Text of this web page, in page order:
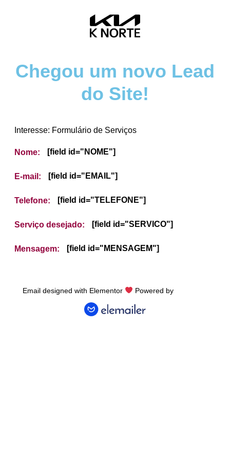
Chegou um novo Lead
do Site!
Interesse: Formulário de Serviços
Nome: [field id="NOME"]
E-mail: [field id="EMAIL"]
Telefone: [field id="TELEFONE"]
Serviço desejado: [field id="SERVICO"]
Mensagem: [field id="MENSAGEM"]
Email designed with Elementor Powered by